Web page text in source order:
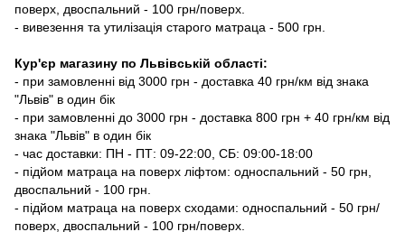
поверх, двоспальний - 100 грн/поверх.
- вивезення та утилізація старого матраца - 500 грн.
Кур'єр магазину по Львівській області:
- при замовленні від 3000 грн - доставка 40 грн/км від знака
"Львів" в один бік
- при замовленні до 3000 грн - доставка 800 грн + 40 грн/км від
знака "Львів" в один бік
- час доставки: ПН - ПТ: 09-22:00, СБ: 09:00-18:00
- підйом матраца на поверх ліфтом: односпальний - 50 грн,
двоспальний - 100 грн.
- підйом матраца на поверх сходами: односпальний - 50 грн/
поверх, двоспальний - 100 грн/поверх.